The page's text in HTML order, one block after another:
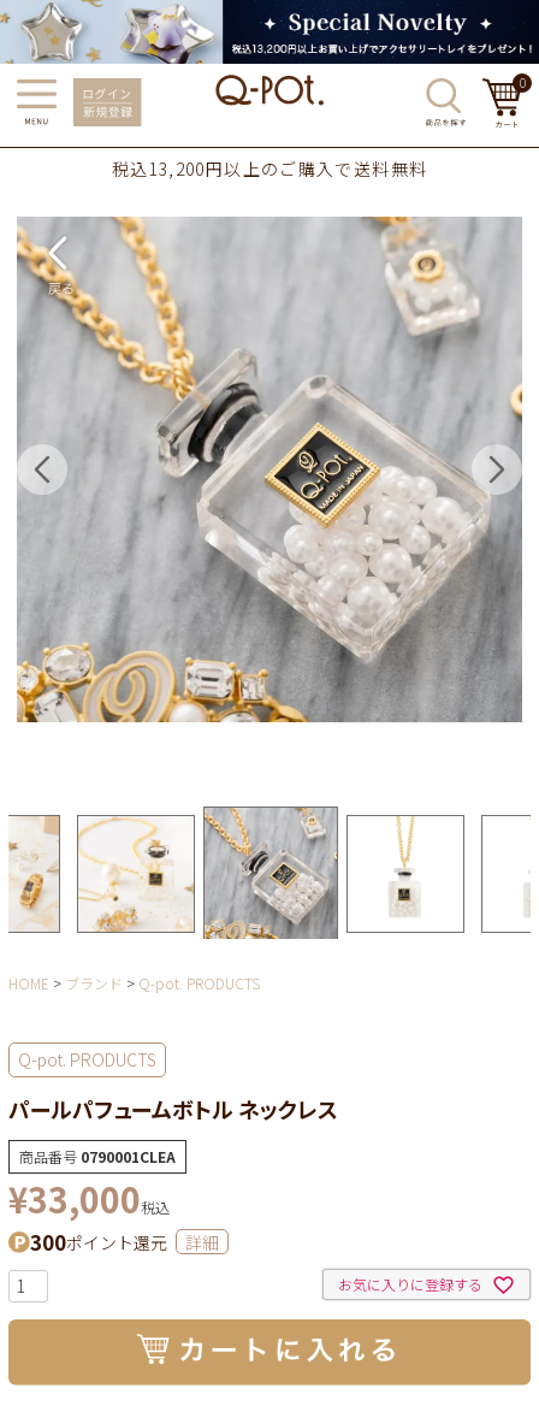
0
税込13,200円以上のご購入で送料無料
HOME ブランド Q-pot. PRODUCTS
Q-pot. PRODUCTS
パールパフュームボトル ネックレス
商品番号 0790001CLEA
¥33,000税込
300ポイント還元 詳細
お気に入りに登録する